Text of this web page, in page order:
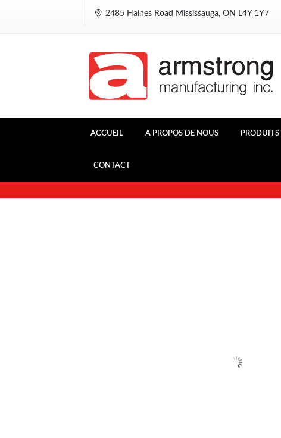
2485 Haines Road Mississauga, ON L4Y 1Y7
ACCUEIL A PROPOS DE NOUS PRODUITS
CONTACT